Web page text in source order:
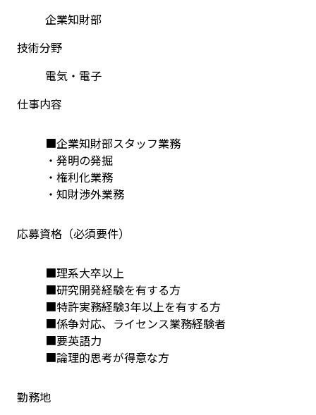
企業知財部
技術分野
電気・電子
仕事内容
■企業知財部スタッフ業務
・発明の発掘
・権利化業務
・知財渉外業務
応募資格（必須要件）
■理系大卒以上
■研究開発経験を有する方
■特許実務経験3年以上を有する方
■係争対応、ライセンス業務経験者
■要英語力
■論理的思考が得意な方
勤務地